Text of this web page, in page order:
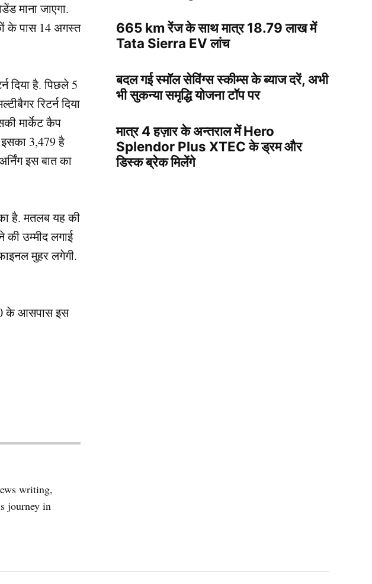
माना जाएगा.
के पास 14 अगस्त
दिया है. पिछले 5
रिटर्न दिया
मार्केट कैप
3,479 है
इस बात का
है. मतलब यह की
उम्मीद लगाई
मुहर लगेगी.
के आसपास इस
writing,
journey in
665 km रेंज के साथ मात्र 18.79 लाख में
Tata Sierra EV लांच
बदल गई स्मॉल सेविंग्स स्कीम्स के ब्याज दरें, अभी
भी सुकन्या समृद्धि योजना टॉप पर
मात्र 4 हज़ार के अन्तराल में Hero
Splendor Plus XTEC के ड्रम और
डिस्क ब्रेक मिलेंगे